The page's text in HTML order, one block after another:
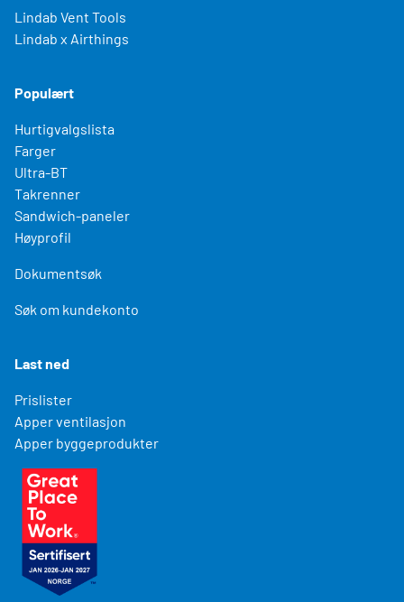
Lindab Vent Tools
Lindab x Airthings
Populært
Hurtigvalgslista
Farger
Ultra-BT
Takrenner
Sandwich-paneler
Høyprofil
Dokumentsøk
Søk om kundekonto
Last ned
Prislister
Apper ventilasjon
Apper byggeprodukter